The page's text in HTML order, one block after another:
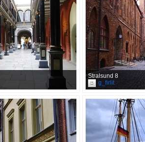
Stralsund 8
g_firlit